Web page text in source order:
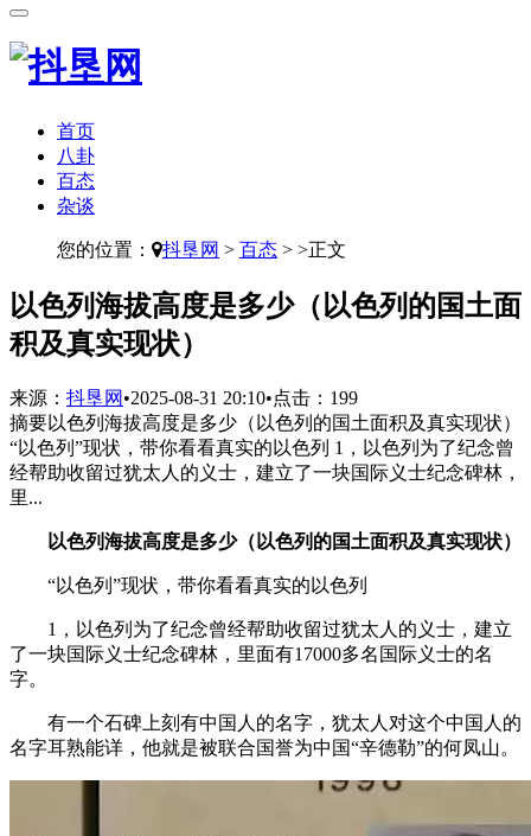
首页
八卦
百态
杂谈
您的位置： 抖垦网 > 百态 > >正文
​以色列海拔高度是多少（以色列的国土面
积及真实现状）
来源： 抖垦网 •2025-08-31 20:10•点击： 199
摘要以色列海拔高度是多少（以色列的国土面积及真实现状）
“以色列”现状，带你看看真实的以色列 1，以色列为了纪念曾
经帮助收留过犹太人的义士，建立了一块国际义士纪念碑林，
里...
以色列海拔高度是多少（以色列的国土面积及真实现状）
“以色列”现状，带你看看真实的以色列
1，以色列为了纪念曾经帮助收留过犹太人的义士，建立
了一块国际义士纪念碑林，里面有17000多名国际义士的名
字。
有一个石碑上刻有中国人的名字，犹太人对这个中国人的
名字耳熟能详，他就是被联合国誉为中国“辛德勒”的何凤山。